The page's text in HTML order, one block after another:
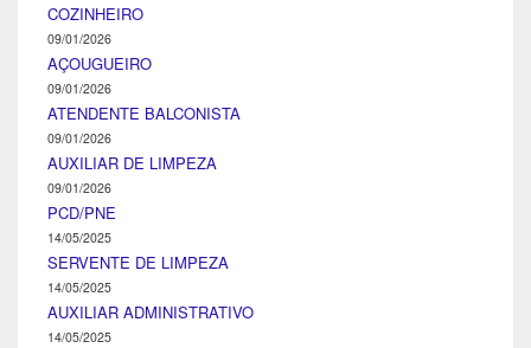
COZINHEIRO
09/01/2026
AÇOUGUEIRO
09/01/2026
ATENDENTE BALCONISTA
09/01/2026
AUXILIAR DE LIMPEZA
09/01/2026
PCD/PNE
14/05/2025
SERVENTE DE LIMPEZA
14/05/2025
AUXILIAR ADMINISTRATIVO
14/05/2025